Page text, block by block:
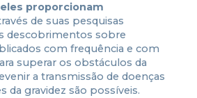
proporcionam
de suas pesquisas
descobrimentos sobre
com frequência e com
superar os obstáculos da
a transmissão de doenças
da gravidez são possíveis.